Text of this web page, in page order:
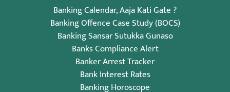
Banking Calendar, Aaja Kati Gate ?
Banking Offence Case Study (BOCS)
Banking Sansar Sutukka Gunaso
Banks Compliance Alert
Banker Arrest Tracker
Bank Interest Rates
Banking Horoscope